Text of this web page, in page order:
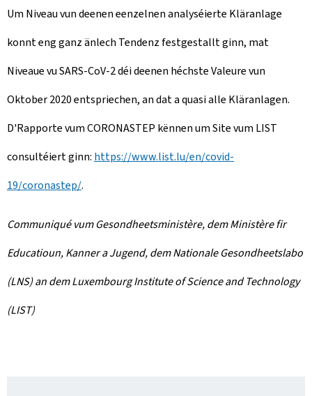
Um Niveau vun deenen eenzelnen analyséierte Kläranlage
konnt eng ganz änlech Tendenz festgestallt ginn, mat
Niveaue vu SARS-CoV-2 déi deenen héchste Valeure vun
Oktober 2020 entspriechen, an dat a quasi alle Kläranlagen.
D'Rapporte vum CORONASTEP kënnen um Site vum LIST
consultéiert ginn: https://www.list.lu/en/covid-
19/coronastep/.
Communiqué vum Gesondheetsministère, dem Ministère fir
Educatioun, Kanner a Jugend, dem Nationale Gesondheetslabo
(LNS) an dem Luxembourg Institute of Science and Technology
(LIST)